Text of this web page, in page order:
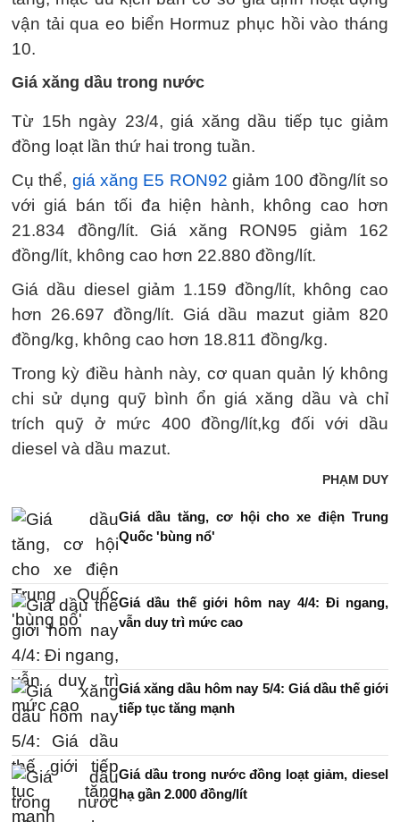
vận tải qua eo biển Hormuz phục hồi vào tháng
10.
Giá xăng dầu trong nước
Từ 15h ngày 23/4, giá xăng dầu tiếp tục giảm
đồng loạt lần thứ hai trong tuần.
Cụ thể, giá xăng E5 RON92 giảm 100 đồng/lít so
với giá bán tối đa hiện hành, không cao hơn
21.834 đồng/lít. Giá xăng RON95 giảm 162
đồng/lít, không cao hơn 22.880 đồng/lít.
Giá dầu diesel giảm 1.159 đồng/lít, không cao
hơn 26.697 đồng/lít. Giá dầu mazut giảm 820
đồng/kg, không cao hơn 18.811 đồng/kg.
Trong kỳ điều hành này, cơ quan quản lý không
chi sử dụng quỹ bình ổn giá xăng dầu và chỉ
trích quỹ ở mức 400 đồng/lít,kg đối với dầu
diesel và dầu mazut.
PHẠM DUY
Giá dầu tăng, cơ hội cho xe điện Trung
Quốc 'bùng nổ'
Giá dầu thế giới hôm nay 4/4: Đi ngang,
vẫn duy trì mức cao
Giá xăng dầu hôm nay 5/4: Giá dầu thế giới
tiếp tục tăng mạnh
Giá dầu trong nước đồng loạt giảm, diesel
hạ gần 2.000 đồng/lít